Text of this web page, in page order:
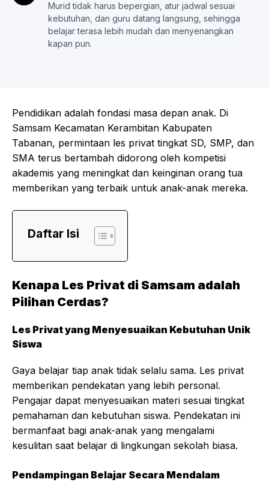
Pendidikan adalah fondasi masa depan anak. Di
Samsam Kecamatan Kerambitan Kabupaten
Tabanan, permintaan les privat tingkat SD, SMP, dan
SMA terus bertambah didorong oleh kompetisi
akademis yang meningkat dan keinginan orang tua
memberikan yang terbaik untuk anak-anak mereka.
Daftar Isi
Kenapa Les Privat di Samsam adalah
Pilihan Cerdas?
Les Privat yang Menyesuaikan Kebutuhan Unik
Siswa
Gaya belajar tiap anak tidak selalu sama. Les privat
memberikan pendekatan yang lebih personal.
Pengajar dapat menyesuaikan materi sesuai tingkat
pemahaman dan kebutuhan siswa. Pendekatan ini
bermanfaat bagi anak-anak yang mengalami
kesulitan saat belajar di lingkungan sekolah biasa.
Pendampingan Belajar Secara Mendalam
Murid tidak harus bepergian, atur jadwal sesuai
kebutuhan, dan guru datang langsung, sehingga
belajar terasa lebih mudah dan menyenangkan
kapan pun.